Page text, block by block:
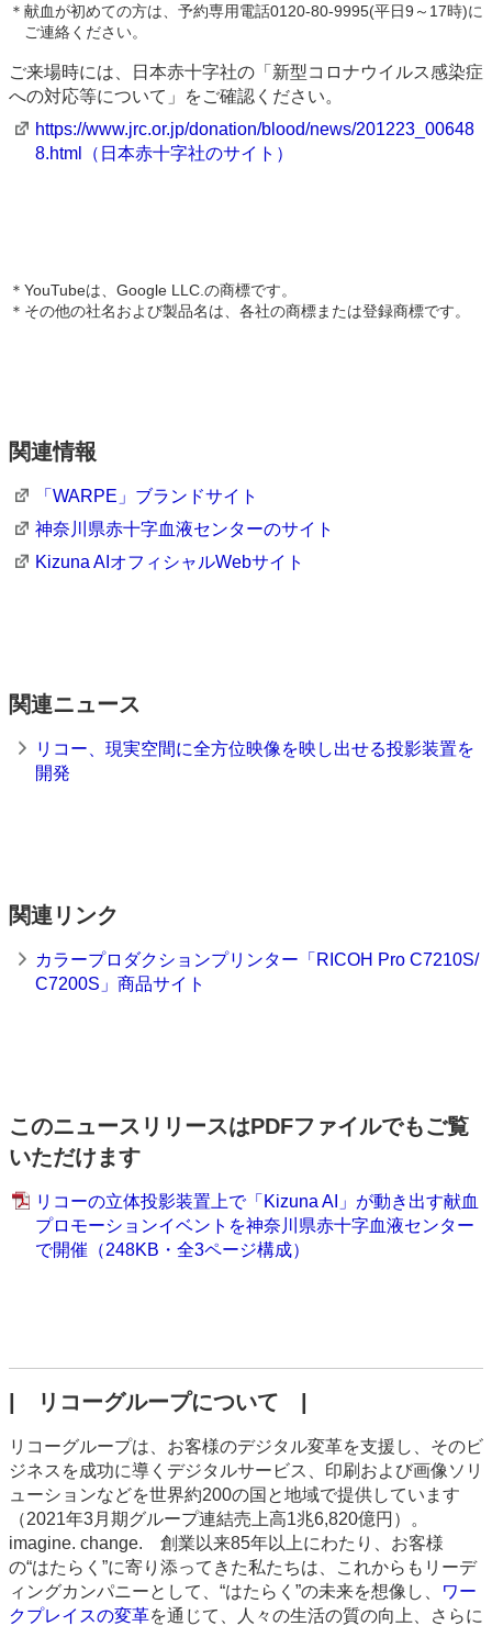
＊ 献血が初めての方は、予約専用電話0120‐80‐9995(平日9～17時)に
ご連絡ください。
ご来場時には、日本赤十字社の「新型コロナウイルス感染症
への対応等について」をご確認ください。
https://www.jrc.or.jp/donation/blood/news/201223_00648
8.html（日本赤十字社のサイト）
＊ YouTubeは、Google LLC.の商標です。
＊ その他の社名および製品名は、各社の商標または登録商標です。
関連情報
「WARPE」ブランドサイト
神奈川県赤十字血液センターのサイト
Kizuna AIオフィシャルWebサイト
関連ニュース
リコー、現実空間に全方位映像を映し出せる投影装置を
開発
関連リンク
カラープロダクションプリンター「RICOH Pro C7210S/
C7200S」商品サイト
このニュースリリースはPDFファイルでもご覧
いただけます
リコーの立体投影装置上で「Kizuna AI」が動き出す献血
プロモーションイベントを神奈川県赤十字血液センター
で開催（248KB・全3ページ構成）
| リコーグループについて |
リコーグループは、お客様のデジタル変革を支援し、そのビ
ジネスを成功に導くデジタルサービス、印刷および画像ソリ
ューションなどを世界約200の国と地域で提供しています
（2021年3月期グループ連結売上高1兆6,820億円）。
imagine. change. 創業以来85年以上にわたり、お客様
の“はたらく”に寄り添ってきた私たちは、これからもリーデ
ィングカンパニーとして、“はたらく”の未来を想像し、
ワー
クプレイスの変革を通じて、人々の生活の質の向上、さらに